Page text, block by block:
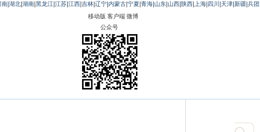
南 湖北 湖南 黑龙江 江苏 江西 吉林 辽宁 内蒙古 宁夏 青海 山东 山西 陕西 上海 四川 天津 新疆 兵团
移动版 客户端 微博
公众号